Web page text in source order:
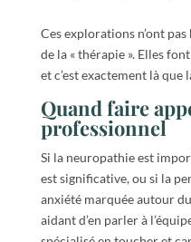
Ces explorations n’ont
de la « thérapie ». Elles
et c’est exactement là
Quand faire
professionnel
Si la neuropathie est
est significative, ou si la
anxiété marquée autour
aidant d’en parler à